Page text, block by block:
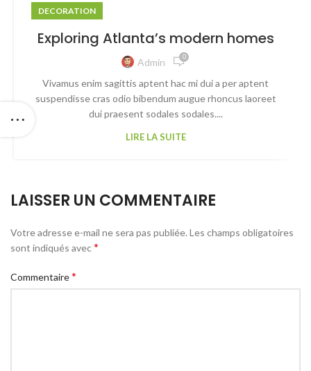
DECORATION
Exploring Atlanta’s modern homes
Admin 0
Vivamus enim sagittis aptent hac mi dui a per aptent
suspendisse cras odio bibendum augue rhoncus laoreet
dui praesent sodales sodales....
LIRE LA SUITE
LAISSER UN COMMENTAIRE
Votre adresse e-mail ne sera pas publiée. Les champs obligatoires
sont indiqués avec*
Commentaire*